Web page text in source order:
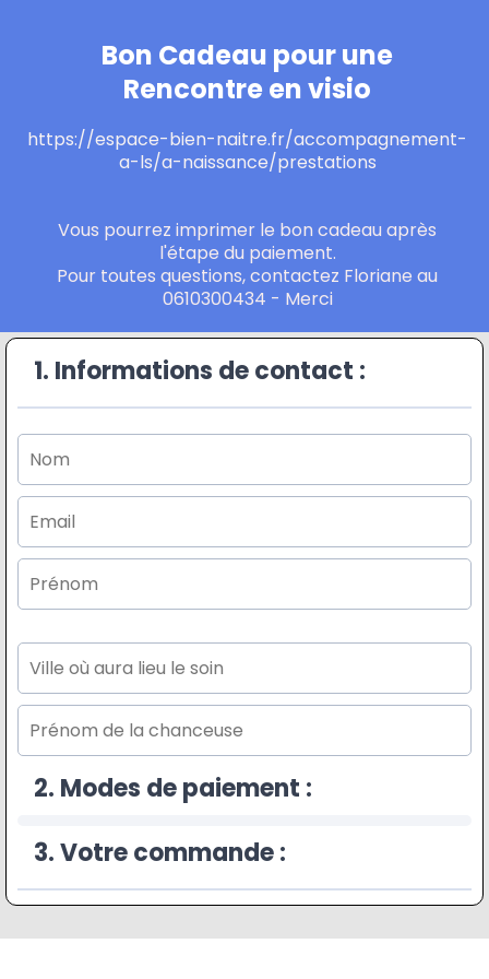
Bon Cadeau pour une
Rencontre en visio
https://espace-bien-naitre.fr/accompagnement-
a-ls/a-naissance/prestations
Vous pourrez imprimer le bon cadeau après
l'étape du paiement.
Pour toutes questions, contactez Floriane au
0610300434 - Merci
1. Informations de contact :
2. Modes de paiement :
3. Votre commande :